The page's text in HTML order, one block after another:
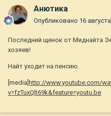
Анютика
Опубликовано 16
Последний щенок от Миднайта
хозяев!
Найт уходит на пенсию.
[media ]http://www.youtube.com/
v=fzTuxQlt69k&feature=youtu.be